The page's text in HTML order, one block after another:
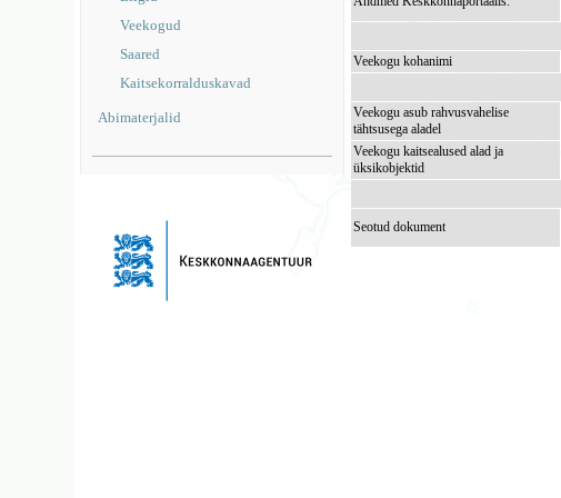
Veekogud
Saared
Kaitsekorralduskavad
Abimaterjalid
Veekogu kohanimi
Veekogu asub rahvusvahelise
tähtsusega aladel
Veekogu kaitsealused alad ja
üksikobjektid
Seotud dokument